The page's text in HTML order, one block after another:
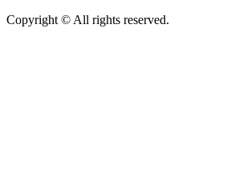
Copyright © All rights reserved.